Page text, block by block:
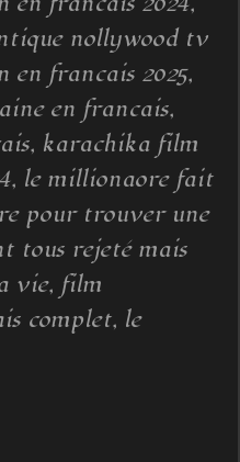
nollywood tv
francais 2025,
en francais,
karachika film
le millionaore fait
pour trouver une
tous rejeté mais
vie, film
complet, le